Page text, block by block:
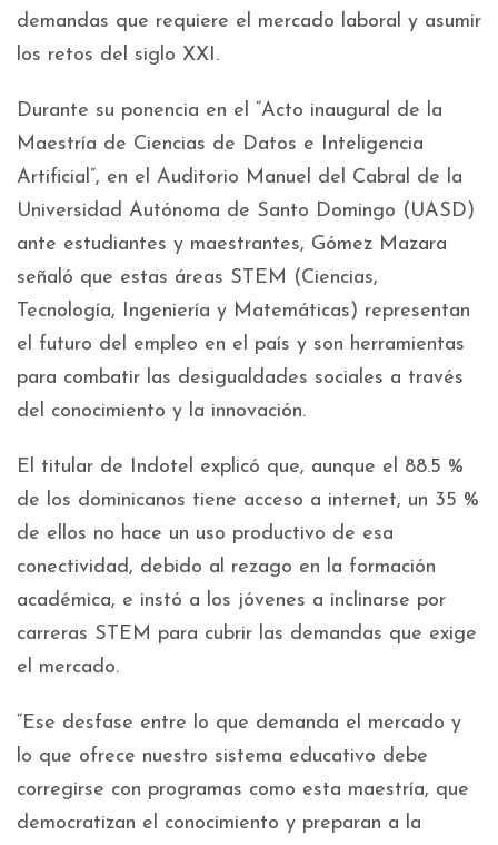
demandas que requiere el mercado laboral y asumir
los retos del siglo XXI.
Durante su ponencia en el “Acto inaugural de la
Maestría de Ciencias de Datos e Inteligencia
Artificial”, en el Auditorio Manuel del Cabral de la
Universidad Autónoma de Santo Domingo (UASD)
ante estudiantes y maestrantes, Gómez Mazara
señaló que estas áreas STEM (Ciencias,
Tecnología, Ingeniería y Matemáticas) representan
el futuro del empleo en el país y son herramientas
para combatir las desigualdades sociales a través
del conocimiento y la innovación.
El titular de Indotel explicó que, aunque el 88.5 %
de los dominicanos tiene acceso a internet, un 35 %
de ellos no hace un uso productivo de esa
conectividad, debido al rezago en la formación
académica, e instó a los jóvenes a inclinarse por
carreras STEM para cubrir las demandas que exige
el mercado.
“Ese desfase entre lo que demanda el mercado y
lo que ofrece nuestro sistema educativo debe
corregirse con programas como esta maestría, que
democratizan el conocimiento y preparan a la